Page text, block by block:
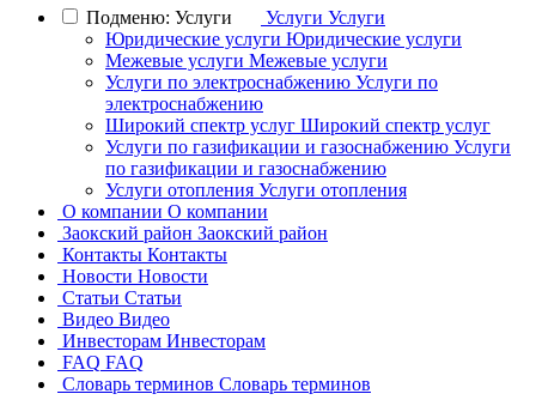
Подменю: Услуги
Услуги Услуги
Юридические услуги Юридические услуги
Межевые услуги Межевые услуги
Услуги по электроснабжению Услуги по
электроснабжению
Широкий спектр услуг Широкий спектр услуг
Услуги по газификации и газоснабжению Услуги
по газификации и газоснабжению
Услуги отопления Услуги отопления
О компании О компании
Заокский район Заокский район
Контакты Контакты
Новости Новости
Статьи Статьи
Видео Видео
Инвесторам Инвесторам
FAQ FAQ
Словарь терминов Словарь терминов